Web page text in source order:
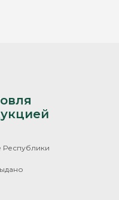
Республики